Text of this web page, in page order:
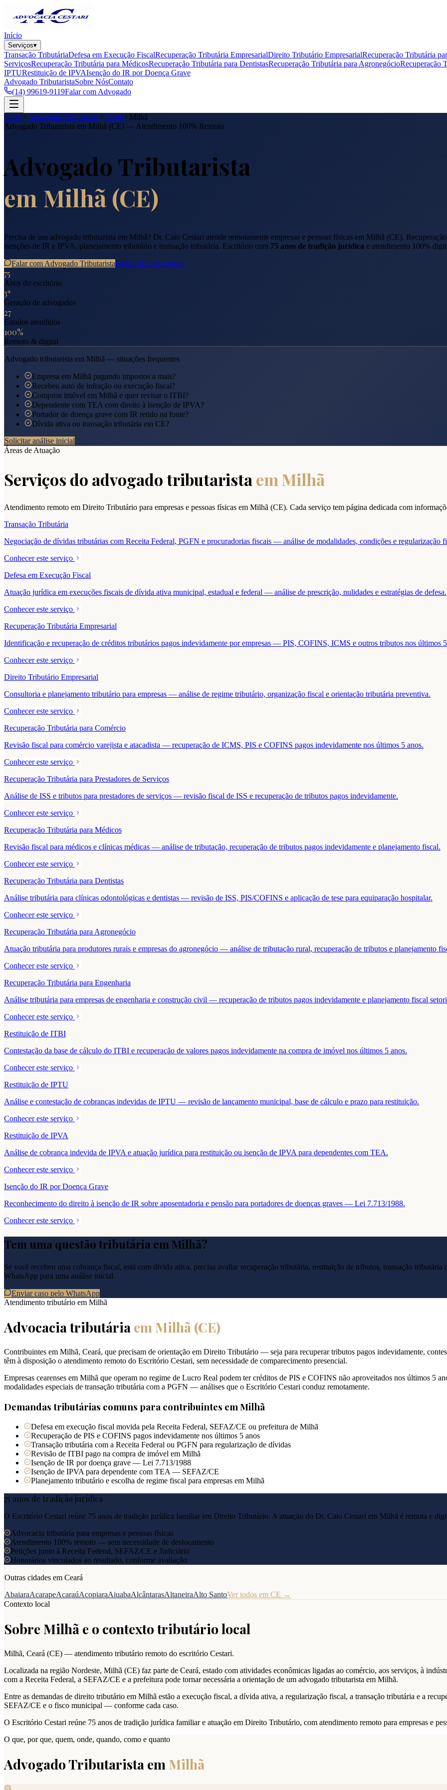
Início
Serviços▾
Transação TributáriaDefesa em Execução FiscalRecuperação Tributária EmpresarialDireito Tributário EmpresarialRecuperação Tributária
ServiçosRecuperação Tributária para MédicosRecuperação Tributária para DentistasRecuperação Tributária para AgronegócioRecuperação
IPTURestituição de IPVAIsenção do IR por Doença Grave
Advogado TributaristaSobre NósContato
(14) 99619-9119Falar com Advogado
Início Advogado Tributarista Ceará
Milhã
Advogado Tributarista em Milhã (CE) — Atendimento 100% Remoto
Advogado Tributarista
em Milhã (CE)
Precisa de um advogado tributarista em Milhã? Dr. Caio Cestari atende remotamente empresas e pessoas físicas em Milhã (CE).
isenções de IR e IPVA, planejamento tributário e transação tributária. Escritório com 75 anos de tradição jurídica e atendimento 100%
Falar com Advogado TributaristaFormulário de contato
75
Anos do escritório
3ª
Geração de advogados
27
Estados atendidos
100%
Remoto & digital
Advogado tributarista em Milhã — situações frequentes
Empresa em Milhã pagando impostos a mais?
Recebeu auto de infração ou execução fiscal?
Comprou imóvel em Milhã e quer revisar o ITBI?
Dependente com TEA com direito à isenção de IPVA?
Portador de doença grave com IR retido na fonte?
Dívida ativa ou transação tributária em CE?
Solicitar análise inicial
Áreas de Atuação
Serviços do advogado tributaristaemMilhã
Atendimento remoto em Direito Tributário para empresas e pessoas físicas em Milhã (CE). Cada serviço tem página dedicada com
Transação Tributária
Negociação de dívidas tributárias com Receita Federal, PGFN e procuradorias fiscais — análise de modalidades, condições e regularização
Conhecer este serviço
Defesa em Execução Fiscal
Atuação jurídica em execuções fiscais de dívida ativa municipal, estadual e federal — análise de prescrição, nulidades e estratégias de defesa.
Conhecer este serviço
Recuperação Tributária Empresarial
Identificação e recuperação de créditos tributários pagos indevidamente por empresas — PIS, COFINS, ICMS e outros tributos nos últimos
Conhecer este serviço
Direito Tributário Empresarial
Consultoria e planejamento tributário para empresas — análise de regime tributário, organização fiscal e orientação tributária preventiva.
Conhecer este serviço
Recuperação Tributária para Comércio
Revisão fiscal para comércio varejista e atacadista — recuperação de ICMS, PIS e COFINS pagos indevidamente nos últimos 5 anos.
Conhecer este serviço
Recuperação Tributária para Prestadores de Serviços
Análise de ISS e tributos para prestadores de serviços — revisão fiscal de ISS e recuperação de tributos pagos indevidamente.
Conhecer este serviço
Recuperação Tributária para Médicos
Revisão fiscal para médicos e clínicas médicas — análise de tributação, recuperação de tributos pagos indevidamente e planejamento fiscal.
Conhecer este serviço
Recuperação Tributária para Dentistas
Análise tributária para clínicas odontológicas e dentistas — revisão de ISS, PIS/COFINS e aplicação de tese para equiparação hospitalar.
Conhecer este serviço
Recuperação Tributária para Agronegócio
Atuação tributária para produtores rurais e empresas do agronegócio — análise de tributação rural, recuperação de tributos e planejamento
Conhecer este serviço
Recuperação Tributária para Engenharia
Análise tributária para empresas de engenharia e construção civil — recuperação de tributos pagos indevidamente e planejamento fiscal
Conhecer este serviço
Restituição de ITBI
Contestação da base de cálculo do ITBI e recuperação de valores pagos indevidamente na compra de imóvel nos últimos 5 anos.
Conhecer este serviço
Restituição de IPTU
Análise e contestação de cobranças indevidas de IPTU — revisão de lançamento municipal, base de cálculo e prazo para restituição.
Conhecer este serviço
Restituição de IPVA
Análise de cobrança indevida de IPVA e atuação jurídica para restituição ou isenção de IPVA para dependentes com TEA.
Conhecer este serviço
Isenção do IR por Doença Grave
Reconhecimento do direito à isenção de IR sobre aposentadoria e pensão para portadores de doenças graves — Lei 7.713/1988.
Conhecer este serviço
Tem uma questão tributária em Milhã?
Se você recebeu uma cobrança fiscal, está com dívida ativa, precisa avaliar recuperação tributária, restituição de tributos, transação tributária
WhatsApp para uma análise inicial.
Enviar caso pelo WhatsApp
Atendimento tributário em Milhã
Advocacia tributáriaemMilhã(CE)
Contribuintes em Milhã, Ceará, que precisam de orientação em Direito Tributário — seja para recuperar tributos pagos indevidamente,
têm à disposição o atendimento remoto do Escritório Cestari, sem necessidade de comparecimento presencial.
Empresas cearenses em Milhã que operam no regime de Lucro Real podem ter créditos de PIS e COFINS não aproveitados nos últimos 5
modalidades especiais de transação tributária com a PGFN — análises que o Escritório Cestari conduz remotamente.
Demandas tributárias comuns para contribuintes emMilhã
Defesa em execução fiscal movida pela Receita Federal, SEFAZ/CE ou prefeitura de Milhã
Recuperação de PIS e COFINS pagos indevidamente nos últimos 5 anos
Transação tributária com a Receita Federal ou PGFN para regularização de dívidas
Revisão de ITBI pago na compra de imóvel em Milhã
Isenção de IR por doença grave — Lei 7.713/1988
Isenção de IPVA para dependente com TEA — SEFAZ/CE
Planejamento tributário e escolha de regime fiscal para empresas em Milhã
75 anos de tradição jurídica
O Escritório Cestari reúne 75 anos de tradição jurídica familiar em Direito Tributário. A atuação do Dr. Caio Cestari em Milhã é remota e
Advocacia tributária para empresas e pessoas físicas
Atendimento 100% remoto — sem necessidade de deslocamento
Petições junto à Receita Federal, SEFAZ/CE e Judiciário
Honorários vinculados ao resultado, conforme avaliação
Outras cidades em Ceará
AbaiaraAcarapeAcaraúAcopiaraAiuabaAlcântarasAltaneiraAlto SantoVer todos em CE →
Contexto local
Sobre Milhãe o contexto tributário local
Milhã, Ceará (CE) — atendimento tributário remoto do escritório Cestari.
Localizada na região Nordeste, Milhã (CE) faz parte de Ceará, estado com atividades econômicas ligadas ao comércio, aos serviços, à
com a Receita Federal, a SEFAZ/CE e a prefeitura pode tornar necessária a orientação de um advogado tributarista em Milhã.
Entre as demandas de direito tributário em Milhã estão a execução fiscal, a dívida ativa, a regularização fiscal, a transação tributária e a
SEFAZ/CE e o fisco municipal — conforme cada caso.
O Escritório Cestari reúne 75 anos de tradição jurídica familiar e atuação em Direito Tributário, com atendimento remoto para empresas e
O que, por que, quem, onde, quando, como e quanto
Advogado Tributarista em Milhã